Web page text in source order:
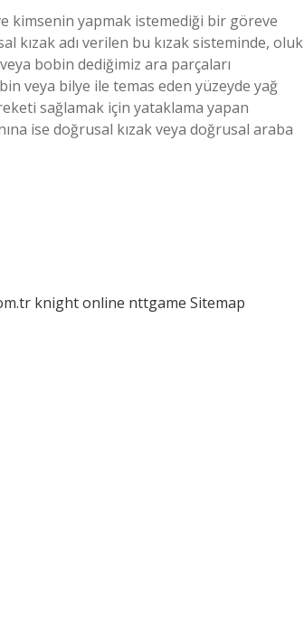
kimsenin yapmak istemediği bir göreve
kızak adı verilen bu kızak sisteminde, oluk
bobin dediğimiz ara parçaları
veya bilye ile temas eden yüzeyde yağ
sağlamak için yataklama yapan
ise doğrusal kızak veya doğrusal araba
knight online nttgame Sitemap